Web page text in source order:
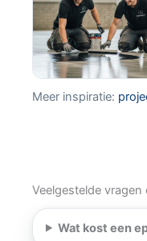
Meer inspiratie:
Veelgestelde
Wat kost een